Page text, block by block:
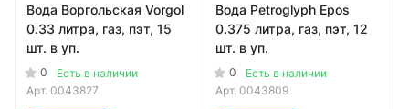
Вода Воргольская Vorgol
0.33 литра, газ, пэт, 15
шт. в уп.
0
Есть в наличии
Арт. 0043827
Вода Petroglyph Epos
0.375 литра, газ, пэт, 12
шт. в уп.
0
Есть в наличии
Арт. 0043809